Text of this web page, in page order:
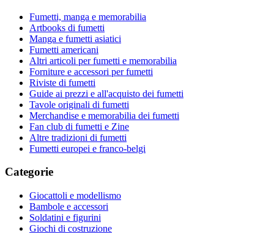
Fumetti, manga e memorabilia
Artbooks di fumetti
Manga e fumetti asiatici
Fumetti americani
Altri articoli per fumetti e memorabilia
Forniture e accessori per fumetti
Riviste di fumetti
Guide ai prezzi e all'acquisto dei fumetti
Tavole originali di fumetti
Merchandise e memorabilia dei fumetti
Fan club di fumetti e Zine
Altre tradizioni di fumetti
Fumetti europei e franco-belgi
Categorie
Giocattoli e modellismo
Bambole e accessori
Soldatini e figurini
Giochi di costruzione